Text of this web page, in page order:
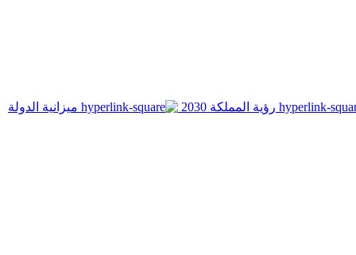
رؤية المملكة 2030 ميزانية الدولة